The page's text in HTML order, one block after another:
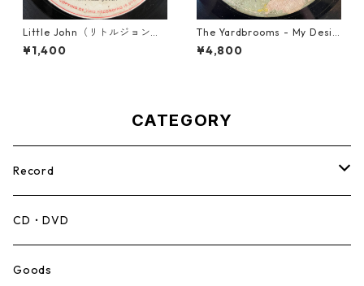
Little John（リトルジョン）
- That Girl 【7-20045】
¥1,400
The Yardbrooms - My Desir
e【7-21922】
¥4,800
CATEGORY
Record
Mento,Calypso,Ballad
Ska
CD・DVD
Goods